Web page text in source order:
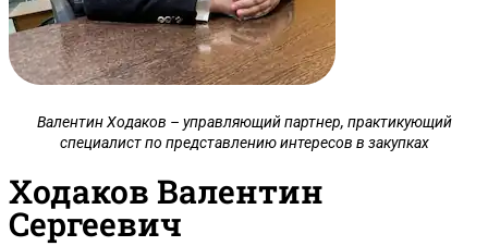
Валентин Ходаков – управляющий партнер, практикующий
специалист по представлению интересов в закупках
Ходаков Валентин
Сергеевич